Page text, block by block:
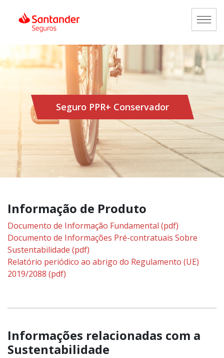
Seguro PPR+ Conservador
Informação de Produto
Documento de Informação Fundamental (pdf)
Documento de Informações Pré-contratuais Sobre
Sustentabilidade (pdf)
Relatório periódico ao abrigo do Regulamento (UE)
2019/2088 (pdf)
Informações relacionadas com a
Sustentabilidade